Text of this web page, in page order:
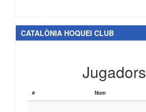
CATALÒNIA HOQUEI CLUB
Jugadors
# Nom